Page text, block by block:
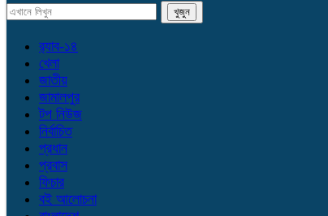
র‌্যাব-১৪
খেলা
জাতীয়
জামালপুর
টপ নিউজ
নির্বাচিত
প্রধান
প্রবাস
ফিচার
বই আলোচনা